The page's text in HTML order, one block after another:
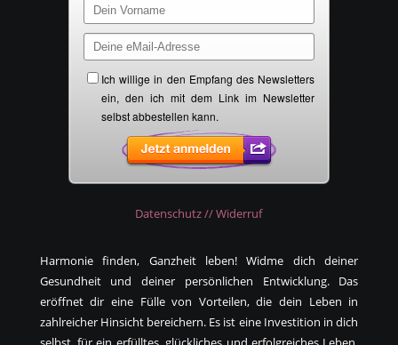
Datenschutz // Widerruf
Harmonie finden, Ganzheit leben! Widme dich deiner
Gesundheit und deiner persönlichen Entwicklung. Das
eröffnet dir eine Fülle von Vorteilen, die dein Leben in
zahlreicher Hinsicht bereichern. Es ist eine Investition in dich